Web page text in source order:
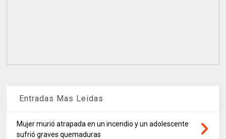
Entradas Mas Leidas
Mujer murió atrapada en un incendio y un adolescente
sufrió graves quemaduras